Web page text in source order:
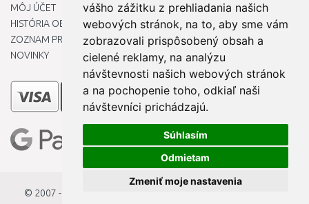
vášho zážitku z prehliadania našich
webových stránok, na to, aby sme vám
zobrazovali prispôsobený obsah a
cielené reklamy, na analýzu
návštevnosti našich webových stránok
a na pochopenie toho, odkiaľ naši
návštevníci prichádzajú.
Súhlasím
Odmietam
Zmeniť moje nastavenia
MÔJ ÚČET
HISTÓRIA OBJEDNÁVOK
ZOZNAM PRIANÍ
NOVINKY
© 2007 - 2026